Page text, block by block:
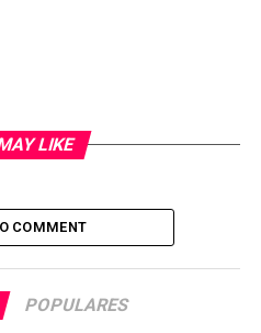
LIKE
COMMENT
POPULARES